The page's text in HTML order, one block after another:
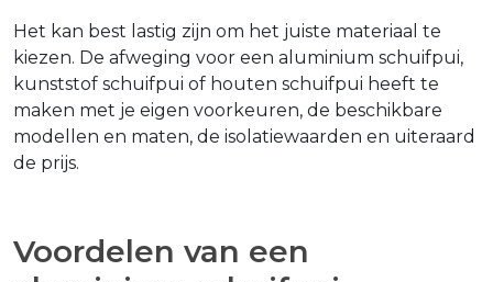
Het kan best lastig zijn om het juiste materiaal te
kiezen. De afweging voor een aluminium schuifpui,
kunststof schuifpui of houten schuifpui heeft te
maken met je eigen voorkeuren, de beschikbare
modellen en maten, de isolatiewaarden en uiteraard
de prijs.
Voordelen van een